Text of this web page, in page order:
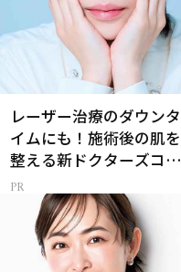
レーザー治療のダウンタ
イムにも！施術後の肌を
整える新ドクターズコス
メ